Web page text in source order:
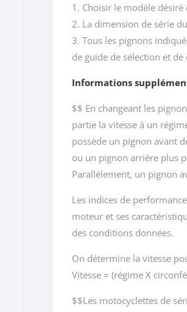
1. Choisir le modèle
2. La dimension de série
3. Tous les pignons
de guide de sélection et
Informations
$$ En changeant les
partie la vitesse à un
possède un pignon avant
ou un pignon arrière plus
Parallèlement, un pignon
Les indices de
moteur et ses
des conditions données.
On détermine la vitesse
Vitesse = (régime X
$$Les motocyclettes de